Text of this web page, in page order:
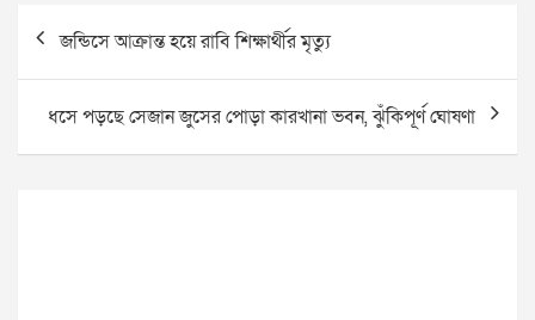
Post
navigation
জন্ডিসে আক্রান্ত হয়ে রাবি শিক্ষার্থীর মৃত্যু
ধসে পড়ছে সেজান জুসের পোড়া কারখানা ভবন, ঝুঁকিপূর্ণ ঘোষণা